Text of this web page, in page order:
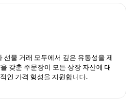
선물 거래 모두에서 깊은 유동성을 제
갖춘 주문장이 모든 상장 자산에 대
인 가격 형성을 지원합니다.